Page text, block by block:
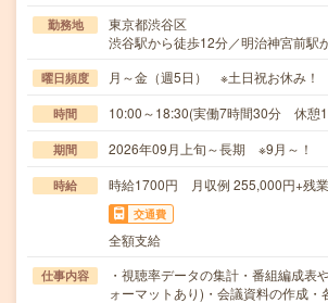
勤務地
東京都渋谷区
渋谷駅から徒歩12分／明治神宮前駅
曜日頻度 月～金（週5日） ※土日祝お休み！
時間 10:00～18:30(実働7時間30分 休憩
期間 2026年09月上旬～長期 ※9月～！
時給 時給1700円 月収例 255,000円+残
交通費
全額支給
仕事内容
・視聴率データの集計・番組編成表
ォーマットあり)・会議資料の作成